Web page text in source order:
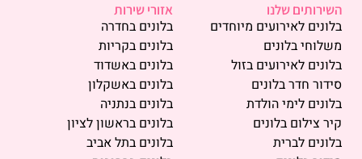
השירותים שלנו
בלונים לאירועים מיוחדים
משלוחי בלונים
בלונים לאירועים בזול
סידור חדר בלונים
בלונים לימי הולדת
קיר צילום בלונים
בלונים לברית
אזורי שירות
בלונים בחדרה
בלונים בקריות
בלונים באשדוד
בלונים באשקלון
בלונים בנתניה
בלונים בראשון לציון
בלונים בתל אביב